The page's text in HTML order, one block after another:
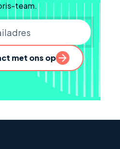
team.
Zakelijke e-mail
met ons op